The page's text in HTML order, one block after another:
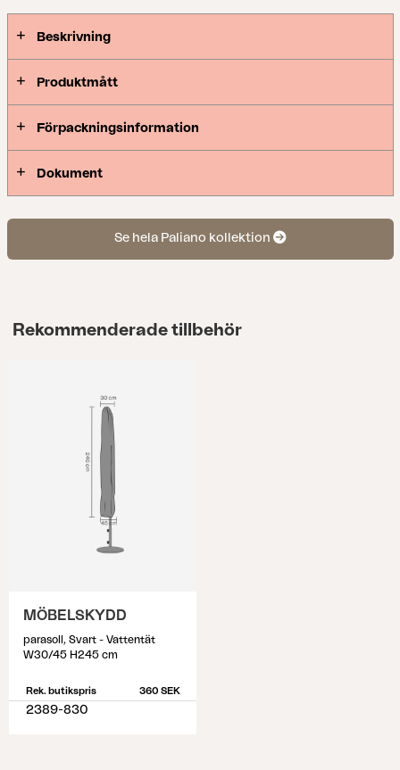
Beskrivning
Produktmått
Förpackningsinformation
Dokument
Se hela Paliano kollektion
Rekommenderade tillbehör
MÖBELSKYDD
parasoll, Svart - Vattentät
W30/45 H245 cm
Rek. butikspris 360 SEK
2389-830